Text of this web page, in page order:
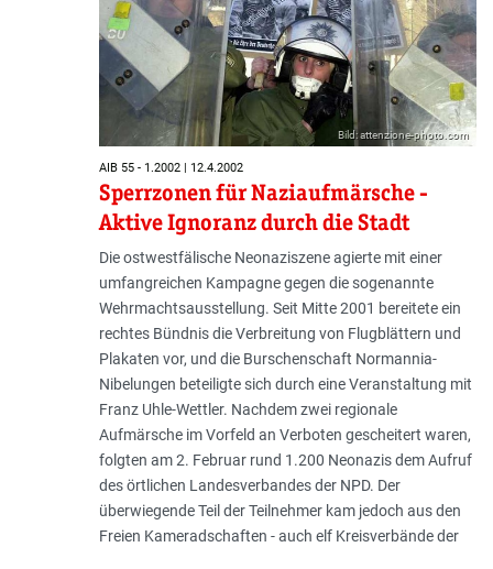
Bild: attenzione-photo.com
AIB 55 - 1.2002 | 12.4.2002
Sperrzonen für Naziaufmärsche -
Aktive Ignoranz durch die Stadt
Die ostwestfälische Neonaziszene agierte mit einer
umfangreichen Kampagne gegen die sogenannte
Wehrmachtsausstellung. Seit Mitte 2001 bereitete ein
rechtes Bündnis die Verbreitung von Flugblättern und
Plakaten vor, und die Burschenschaft Normannia-
Nibelungen beteiligte sich durch eine Veranstaltung mit
Franz Uhle-Wettler. Nachdem zwei regionale
Aufmärsche im Vorfeld an Verboten gescheitert waren,
folgten am 2. Februar rund 1.200 Neonazis dem Aufruf
des örtlichen Landesverbandes der NPD. Der
überwiegende Teil der Teilnehmer kam jedoch aus den
Freien Kameradschaften - auch elf Kreisverbände der